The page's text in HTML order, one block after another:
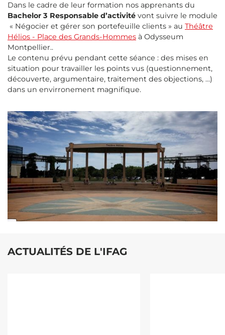
Dans le cadre de leur formation nos apprenants du
Bachelor 3 Responsable d’activité vont suivre le module
« Négocier et gérer son portefeuille clients » au Théâtre
Hélios - Place des Grands-Hommes à Odysseum
Montpellier..
Le contenu prévu pendant cette séance : des mises en
situation pour travailler les points vus (questionnement,
découverte, argumentaire, traitement des objections, …)
dans un envirronement magnifique.
ACTUALITÉS DE L'IFAG